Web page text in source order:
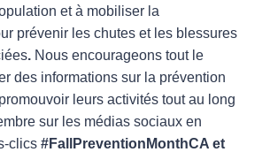
et à mobiliser la
prévenir les chutes et les blessures
. Nous encourageons tout le
des informations sur la prévention
leurs activités tout au long
sur les médias sociaux en
clics #FallPreventionMonthCA et